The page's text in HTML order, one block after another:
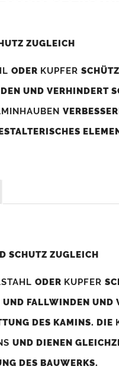
ZUGLEICH
ODER KUPFER
UND VERHINDERT
Bohrungen (Auswahlfeld)
Kaminrand ca. 80mm
SCHUTZ ZUGLEICH
ODER KUPFER
FALLWINDEN UND
DES KAMINS. DIE
UND DIENEN
DES BAUWERKS.